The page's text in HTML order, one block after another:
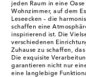
jeden Raum in eine
Wohnzimmer, auf dem
Leseecken – die
schaffen eine
inspirierend ist. Die
verschiedenen
Zuhause zu schaffen,
Die exquisite
garantieren nicht nur
eine langlebige